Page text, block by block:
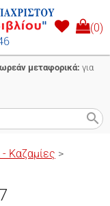
(0)
μεταφορικά: για
search
Καζαμίες >